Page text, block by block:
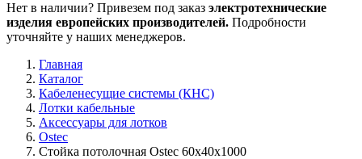
Нет в наличии? Привезем под заказ электротехнические
изделия европейских производителей. Подробности
уточняйте у наших менеджеров.
Главная
Каталог
Кабеленесущие системы (КНС)
Лотки кабельные
Аксессуары для лотков
Ostec
Стойка потолочная Ostec 60х40х1000